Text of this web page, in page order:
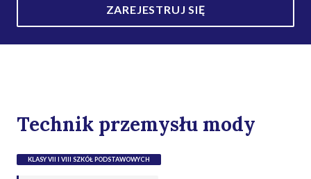
ZAREJESTRUJ SIĘ
Technik przemysłu mody
KLASY VII I VIII SZKÓŁ PODSTAWOWYCH